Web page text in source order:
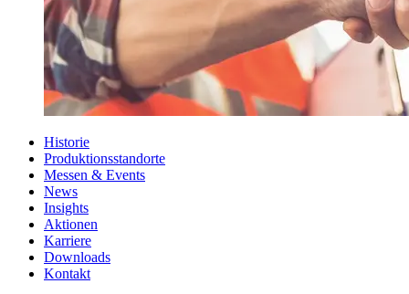
Historie
Produktionsstandorte
Messen & Events
News
Insights
Aktionen
Karriere
Downloads
Kontakt